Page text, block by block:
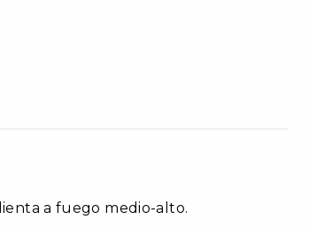
a fuego medio-alto.